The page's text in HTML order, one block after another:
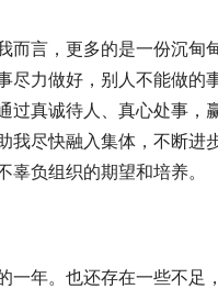
而言，更多的是一份沉甸
力做好，别人不能做的
过真诚待人、真心处事，
我尽快融入集体，不断进
负组织的期望和培养。
一年。也还存在一些不足